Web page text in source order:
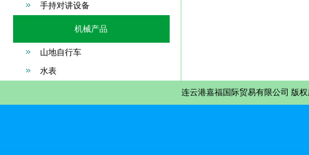
手持对讲设备
机械产品
山地自行车
水表
连云港嘉福国际贸易有限公司 版